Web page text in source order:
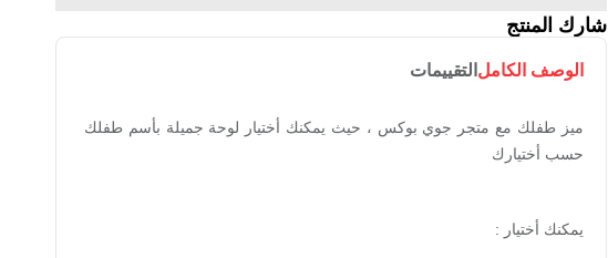
شارك المنتج
الوصف الكامل التقييمات
ميز طفلك مع متجر جوي بوكس ، حيث يمكنك أختيار لوحة جميلة بأسم طفلك
حسب أختيارك
يمكنك أختيار :